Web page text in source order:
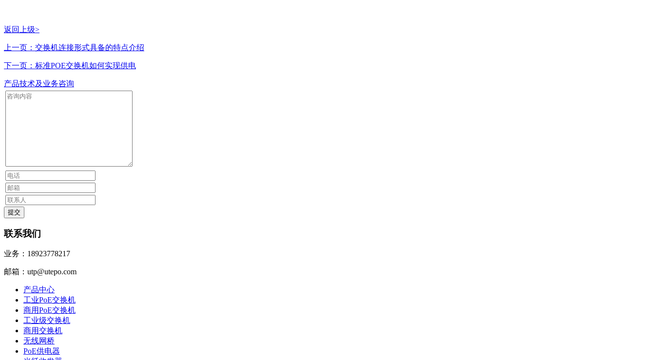
返回上级>
上一页：交换机连接形式具备的特点介绍
下一页：标准POE交换机如何实现供电
产品技术及业务咨询
联系我们
业务：18923778217
邮箱：utp@utepo.com
产品中心
工业PoE交换机
商用PoE交换机
工业级交换机
商用交换机
无线网桥
PoE供电器